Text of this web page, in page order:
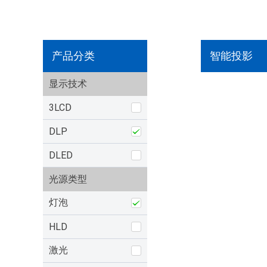
产品分类
显示技术
3LCD
DLP
DLED
光源类型
灯泡
HLD
激光
智能投影